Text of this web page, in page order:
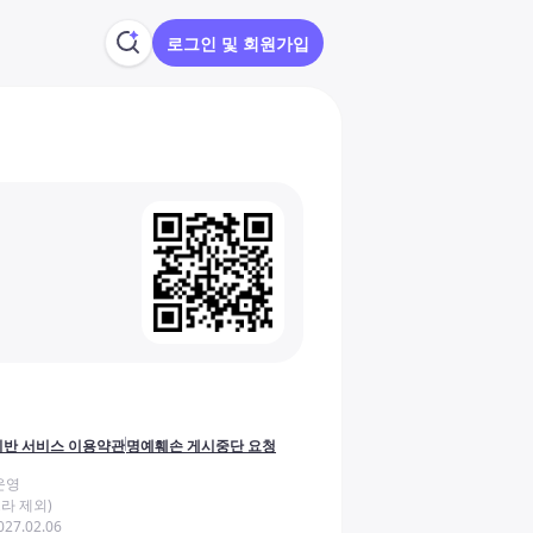
로그인 및 회원가입
서비스 이용약관명예훼손 게시중단 요청
영
제외)